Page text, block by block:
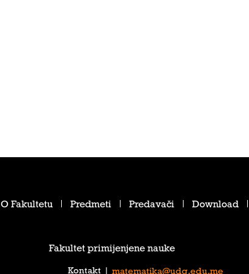
O Fakultetu Predmeti Predavači Download
Fakultet primijenjene nauke
Kontakt matematika@udg.edu.me